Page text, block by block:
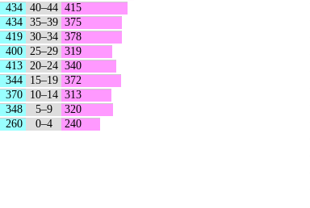
434 40–44 415
434 35–39 375
419 30–34 378
400
25–29 319
413
20–24 340
344
15–19 372
370
10–14 313
348
5–9
320
260
0–4 240